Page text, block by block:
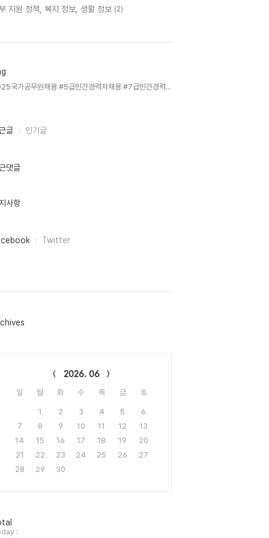
지원 정책, 복지 정보, 생활 정보 (2)
2025국가공무원채용 #5급민간경력자채용 #7급민간경력자채용 #국가공무원시험접수 #민간경력자일괄채용시험 #공무원시험준비 #원서접수안내 #응시자격요건 #장애인편의제공 #국가고시센터 #공무원합격전략 #시험일정안내,
글 인기글
댓글
사항
Twitter
2026. 06
일 월 화 수 목 금 토
1 2 3 4 5
6
7
8 9 10 11 12
13
14
15 16 17 18 19
20
21
22 23 24 25 26
27
28
29 30
: